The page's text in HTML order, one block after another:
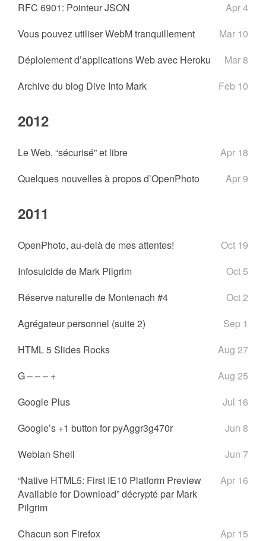
RFC 6901: Pointeur JSON
Apr 4
Vous pouvez utiliser WebM tranquillement
Mar 10
Déploiement d’applications Web avec Heroku
Mar 8
Archive du blog Dive Into Mark
Feb 10
2012
Le Web, “sécurisé” et libre
Apr 18
Quelques nouvelles à propos d’OpenPhoto
Apr 9
2011
OpenPhoto, au-delà de mes attentes!
Oct 19
Infosuicide de Mark Pilgrim
Oct 5
Réserve naturelle de Montenach #4
Oct 2
Agrégateur personnel (suite 2)
Sep 1
HTML 5 Slides Rocks
Aug 27
G – – – +
Aug 25
Google Plus
Jul 16
Google’s +1 button for pyAggr3g470r
Jun 8
Webian Shell
Jun 7
“Native HTML5: First IE10 Platform Preview
Available for Download” décrypté par Mark
Pilgrim
Apr 16
Chacun son Firefox
Apr 15